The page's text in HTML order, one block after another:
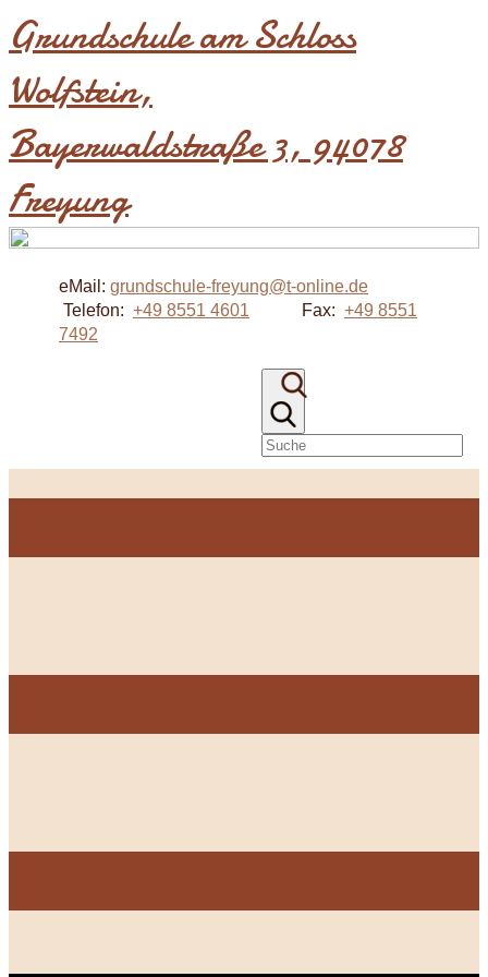
Grundschule am Schloss
Wolfstein​,
Bayerwaldstraße 3, 94078
Freyung
eMail: grundschule-freyung@t-online.de
Telefon: +49 8551 4601 Fax: +49 8551
7492